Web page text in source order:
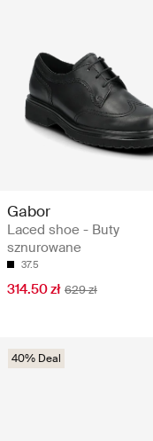
Gabor
Laced shoe - Buty
sznurowane
37.5
314.50 zł 629 zł
40% Deal